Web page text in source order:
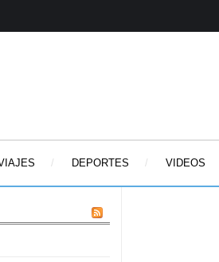
DEPORTES VIDEOS